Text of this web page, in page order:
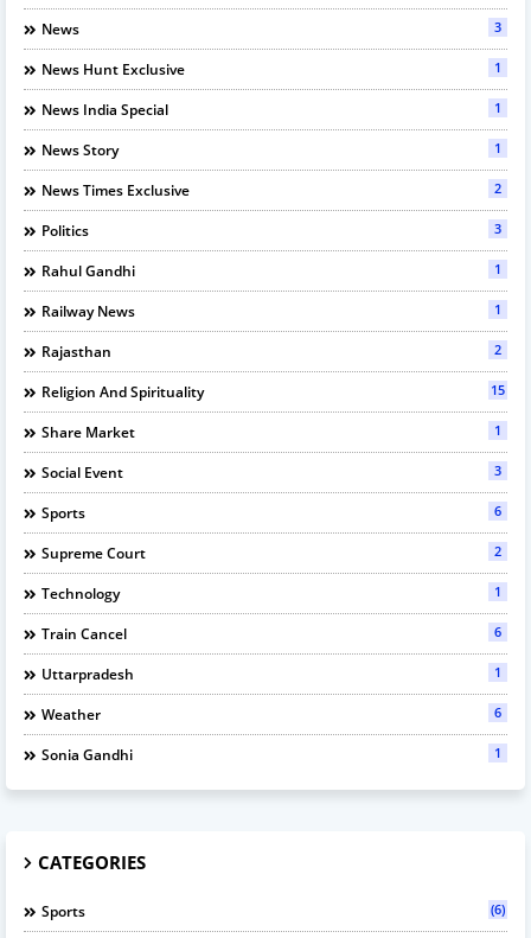
News 3
News Hunt Exclusive 1
News India Special 1
News Story 1
News Times Exclusive 2
Politics 3
Rahul Gandhi 1
Railway News 1
Rajasthan 2
Religion And Spirituality 15
Share Market 1
Social Event 3
Sports 6
Supreme Court 2
Technology 1
Train Cancel 6
Uttarpradesh 1
Weather 6
Sonia Gandhi 1
CATEGORIES
Sports (6)